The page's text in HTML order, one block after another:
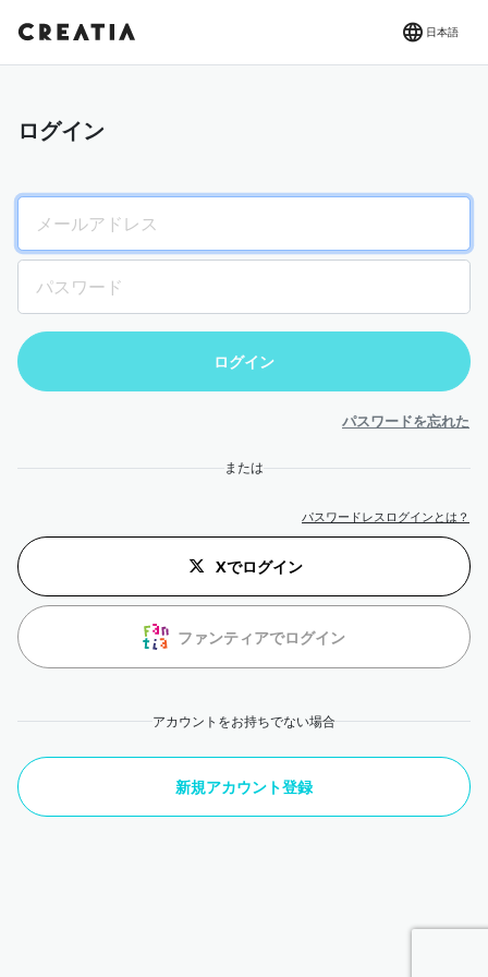
日本語
ログイン
パスワードを忘れた
または
パスワードレスログインとは？
Xでログイン
ファンティアでログイン
アカウントをお持ちでない場合
新規アカウント登録